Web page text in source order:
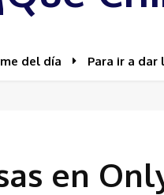
del día Para ir a dar
en